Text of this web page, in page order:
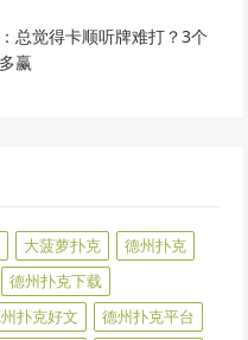
总觉得卡顺听牌难打？3个
赢
大菠萝扑克
德州扑克
德州扑克下载
扑克好文
德州扑克平台